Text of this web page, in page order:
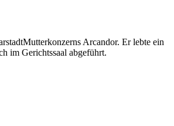
Arcandor. Er lebte ein
im Gerichtssaal abgeführt.